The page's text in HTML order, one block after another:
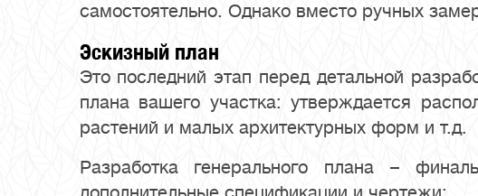
самостоятельно. Однако вместо ручных
Эскизный план
Это последний этап перед детальной
плана вашего участка: утверждается
растений и малых архитектурных форм и т.д.
Разработка генерального плана –